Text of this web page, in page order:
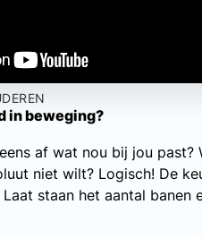
in beweging?
af wat nou bij jou past?
niet wilt? Logisch! De
staan het aantal banen